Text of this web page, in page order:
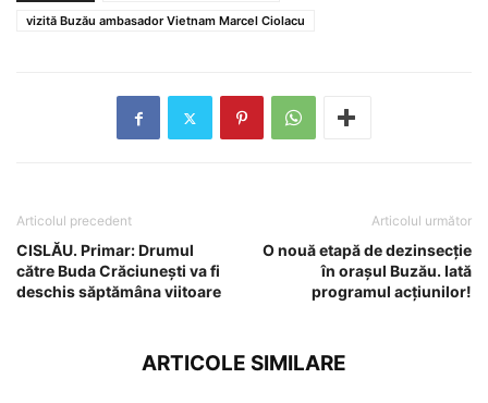
vizită Buzău ambasador Vietnam Marcel Ciolacu
Articolul precedent
CISLĂU. Primar: Drumul
către Buda Crăciunești va fi
deschis săptămâna viitoare
Articolul următor
O nouă etapă de dezinsecție
în orașul Buzău. Iată
programul acțiunilor!
ARTICOLE SIMILARE